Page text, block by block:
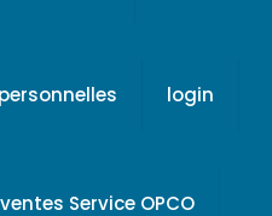
login
Service OPCO